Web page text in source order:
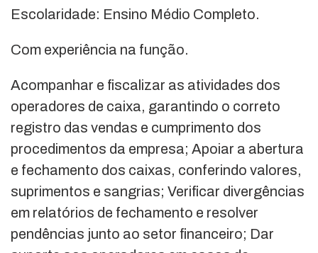
Escolaridade: Ensino Médio Completo.
Com experiência na função.
Acompanhar e fiscalizar as atividades dos
operadores de caixa, garantindo o correto
registro das vendas e cumprimento dos
procedimentos da empresa; Apoiar a abertura
e fechamento dos caixas, conferindo valores,
suprimentos e sangrias; Verificar divergências
em relatórios de fechamento e resolver
pendências junto ao setor financeiro; Dar